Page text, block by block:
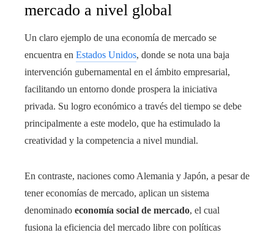
mercado a nivel global
Un claro ejemplo de una economía de mercado se
encuentra en Estados Unidos, donde se nota una baja
intervención gubernamental en el ámbito empresarial,
facilitando un entorno donde prospera la iniciativa
privada. Su logro económico a través del tiempo se debe
principalmente a este modelo, que ha estimulado la
creatividad y la competencia a nivel mundial.
En contraste, naciones como Alemania y Japón, a pesar de
tener economías de mercado, aplican un sistema
denominado economía social de mercado, el cual
fusiona la eficiencia del mercado libre con políticas